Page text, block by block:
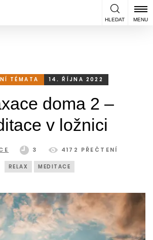
HLEDAT MENU
TÉMATA 14. ŘÍJNA 2022
doma 2 –
v ložnici
3 4172 PŘEČTENÍ
RELAX MEDITACE